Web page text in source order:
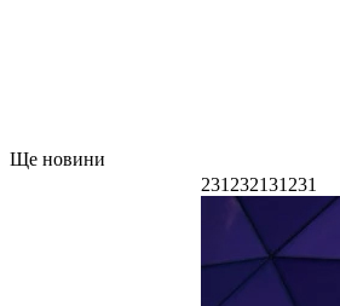
Ще новини
231232131231